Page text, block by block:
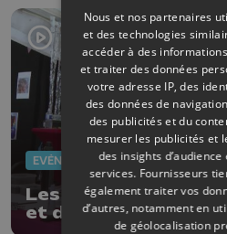
EVÈNEMENTS
Les Ardentes : 20
et de style !
Nous et nos partenaires
et des technologies
accéder à des
et traiter des données
votre adresse IP, des
des données de
des publicités et du
mesurer les publicités et
des insights
services. Fournisseurs
également traiter vos
d’autres, notamment en
de géolocalisation